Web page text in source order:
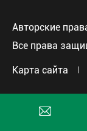
Авторские
Все права
Карта сайта
